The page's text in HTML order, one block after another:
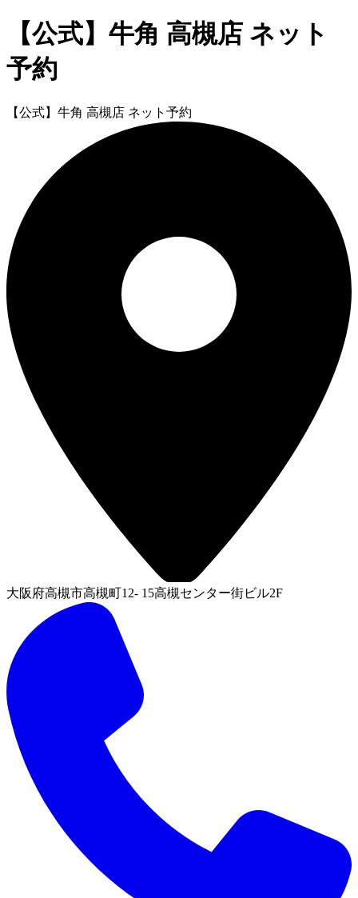
【公式】牛角 高槻店 ネット
予約
【公式】牛角 高槻店 ネット予約
大阪府高槻市高槻町12- 15高槻センター街ビル2F